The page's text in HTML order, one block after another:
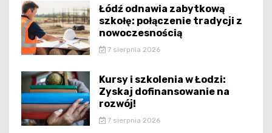
Łódź odnawia zabytkową
szkołę: połączenie tradycji z
nowoczesnością
7 sierpnia 2026
Kursy i szkolenia w Łodzi:
Zyskaj dofinansowanie na
rozwój!
7 sierpnia 2026